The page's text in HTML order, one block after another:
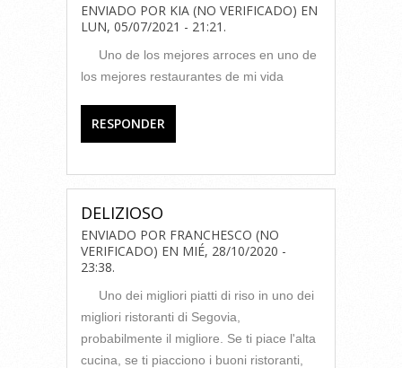
ENVIADO POR KIA (NO VERIFICADO) EN
LUN, 05/07/2021 - 21:21 .
Uno de los mejores arroces en uno de
los mejores restaurantes de mi vida
RESPONDER
DELIZIOSO
ENVIADO POR FRANCHESCO (NO
VERIFICADO) EN MIÉ, 28/10/2020 -
23:38.
Uno dei migliori piatti di riso in uno dei
migliori ristoranti di Segovia,
probabilmente il migliore. Se ti piace l'alta
cucina, se ti piacciono i buoni ristoranti,